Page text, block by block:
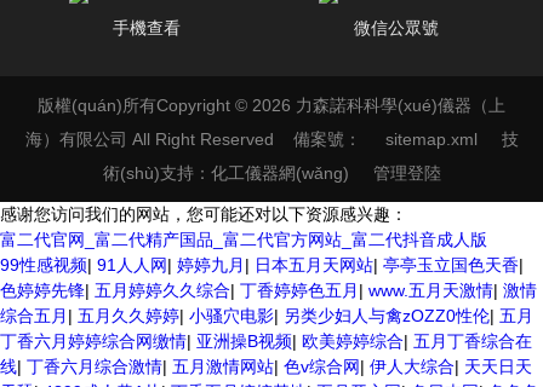
手機查看 微信公眾號
版權(quán)所有Copyright © 2026 力森諾科科學(xué)儀器（上
海）有限公司 All Right Reserved 備案號： sitemap.xml 技
術(shù)支持： 化工儀器網(wǎng) 管理登陸
感谢您访问我们的网站，您可能还对以下资源感兴趣：
富二代官网_富二代精产国品_富二代官方网站_富二代抖音成人版
99性感视频| 91人人网| 婷婷九月 | 日本五月天网站| 亭亭玉立国色天香|
色婷婷先锋| 五月婷婷久久综合| 丁香婷婷色五月 | www.五月天激情| 激情
综合五月 | 五月久久婷婷| 小骚穴电影| 另类少妇人与禽zOZZ0性伦| 五月
丁香六月婷婷综合网缴情| 亚洲操B视频| 欧美婷婷综合| 五月丁香综合在
线| 丁香六月综合激情| 五月激情网站| 色v综合网| 伊人大综合| 天天日天